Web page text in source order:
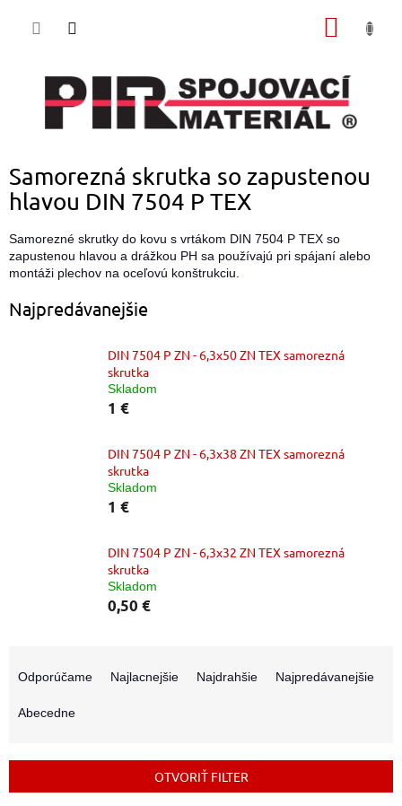
Samorezná skrutka so zapustenou
hlavou DIN 7504 P TEX
Samorezné skrutky do kovu s vrtákom DIN 7504 P TEX so
zapustenou hlavou a drážkou PH sa používajú pri spájaní alebo
montáži plechov na oceľovú konštrukciu.
Najpredávanejšie
DIN 7504 P ZN - 6,3x50 ZN TEX samorezná
skrutka
Skladom
1 €
DIN 7504 P ZN - 6,3x38 ZN TEX samorezná
skrutka
Skladom
1 €
DIN 7504 P ZN - 6,3x32 ZN TEX samorezná
skrutka
Skladom
0,50 €
p
Odporúčame Najlacnejšie Najdrahšie Najpredávanejšie
Abecedne
OTVORIŤ FILTER